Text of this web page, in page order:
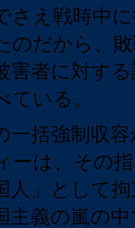
さえ戦時中
のだから、
害者に対す
ている。
括強制収容
ーは、その
人」として
主義の嵐の